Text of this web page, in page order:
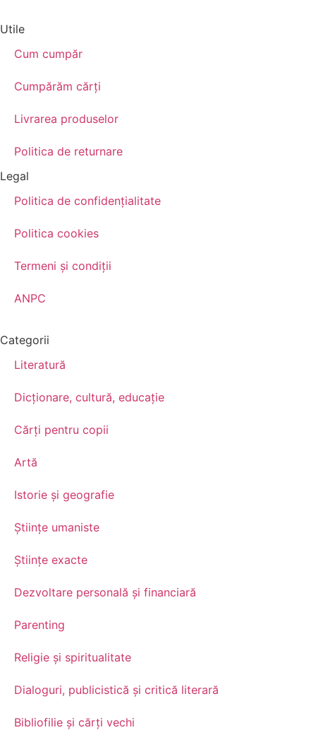
Utile
Cum cumpăr
Cumpărăm cărţi
Livrarea produselor
Politica de returnare
Legal
Politica de confidenţialitate
Politica cookies
Termeni şi condiţii
ANPC
Categorii
Literatură
Dicționare, cultură, educație
Cărți pentru copii
Artă
Istorie și geografie
Științe umaniste
Științe exacte
Dezvoltare personală şi financiară
Parenting
Religie și spiritualitate
Dialoguri, publicistică și critică literară
Bibliofilie și cărți vechi